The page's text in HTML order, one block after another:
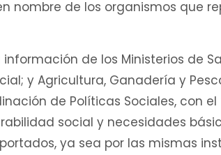
nombre de los organismos que
información de los Ministerios de
y Agricultura, Ganadería y
de Políticas Sociales, con
social y necesidades
ya sea por las mismas